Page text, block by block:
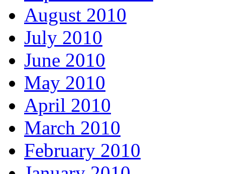
August 2010
July 2010
June 2010
May 2010
April 2010
March 2010
February 2010